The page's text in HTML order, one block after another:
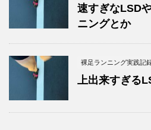
速すぎなLSD
ニングとか
裸足ランニング実践記
上出来すぎる